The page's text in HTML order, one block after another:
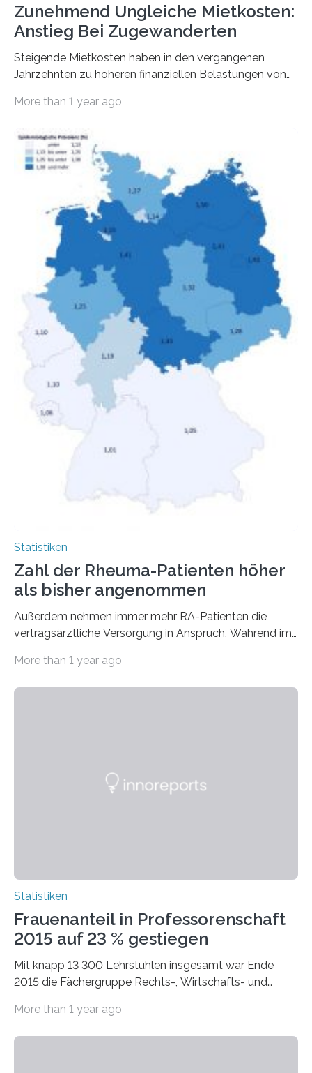
Zunehmend Ungleiche Mietkosten:
Anstieg Bei Zugewanderten
Steigende Mietkosten haben in den vergangenen
Jahrzehnten zu höheren finanziellen Belastungen von
Bundesinstitut für Bevölkerungsforschung (BiB)
gesamten Einkommen zwischen 1990 und 2020 für
unterschiedliche Einkommensgruppen sowie für in
Deutschland geborene Menschen und Zugewanderte
verändert hat. Das Ergebnis: Während Personen mit
hohen Einkommen (oberstes Quintil der Verteilung der
Nettoäquivalenzeinkommen) nur einen moderaten
Anstieg des Mietanteils am Gesamteinkommen
hinnehmen mussten, nahm die Belastung bei
Menschen mit…
More than 1 year ago
Statistiken
Zahl der Rheuma-Patienten höher
als bisher angenommen
Außerdem nehmen immer mehr RA-Patienten die
vertragsärztliche Versorgung in Anspruch. Während im
More than 1 year ago
Statistiken
Frauenanteil in Professorenschaft
2015 auf 23 % gestiegen
Mit knapp 13 300 Lehrstühlen insgesamt war Ende
2015 die Fächergruppe Rechts-, Wirtschafts- und
bei…
More than 1 year ago